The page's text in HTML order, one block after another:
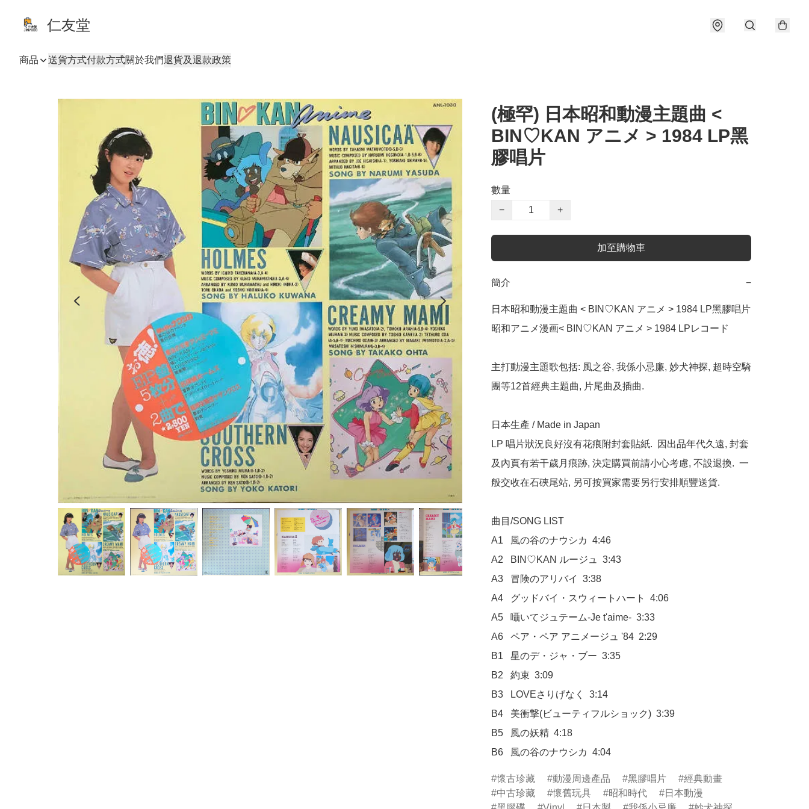
仁友堂
商品 送貨方式付款方式關於我們退貨及退款政策
(極罕) 日本昭和動漫主題曲 <
BIN♡KAN アニメ > 1984 LP黑
膠唱片
數量
−
+
加至購物車
簡介 −
日本昭和動漫主題曲 < BIN♡KAN アニメ > 1984 LP黑膠唱片
昭和アニメ漫画< BIN♡KAN アニメ > 1984 LPレコード
主打動漫主題歌包括: 風之谷, 我係小忌廉, 妙犬神探, 超時空騎
團等12首經典主題曲, 片尾曲及插曲.
日本生產 / Made in Japan
LP 唱片狀況良好沒有花痕附封套貼紙.  因出品年代久遠, 封套
及內頁有若干歲月痕跡, 決定購買前請小心考慮, 不設退換.  一
般交收在石硤尾站, 另可按買家需要另行安排順豐送貨.
曲目/SONG LIST
A1	風の谷のナウシカ  4:46
A2	BIN♡KAN ルージュ  3:43
A3	冒険のアリバイ  3:38
A4	グッドバイ・スウィートハート  4:06
A5	囁いてジュテーム-Je t'aime-  3:33
A6	ペア・ペア アニメージュ '84  2:29
B1	星のデ・ジャ・ブー  3:35
B2	約束  3:09
B3	LOVEさりげなく  3:14
B4	美衝撃(ビューティフルショック)  3:39
B5	風の妖精  4:18
B6	風の谷のナウシカ  4:04
懷古珍藏 動漫周邊產品 黑膠唱片
經典動畫
中古珍藏
懷舊玩具 昭和時代
日本動漫